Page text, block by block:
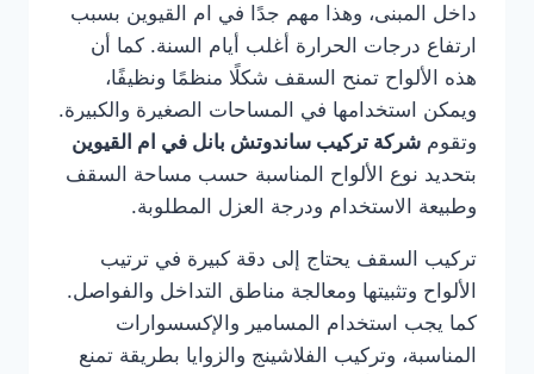
داخل المبنى، وهذا مهم جدًا في ام القيوين بسبب
ارتفاع درجات الحرارة أغلب أيام السنة. كما أن
هذه الألواح تمنح السقف شكلًا منظمًا ونظيفًا،
ويمكن استخدامها في المساحات الصغيرة والكبيرة.
وتقوم شركة تركيب ساندوتش بانل في ام القيوين
بتحديد نوع الألواح المناسبة حسب مساحة السقف
وطبيعة الاستخدام ودرجة العزل المطلوبة.
تركيب السقف يحتاج إلى دقة كبيرة في ترتيب
الألواح وتثبيتها ومعالجة مناطق التداخل والفواصل.
كما يجب استخدام المسامير والإكسسوارات
المناسبة، وتركيب الفلاشينج والزوايا بطريقة تمنع